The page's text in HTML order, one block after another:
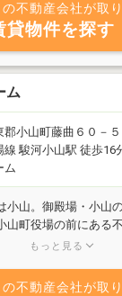
の不動産会社が取
貸物件を探す
ム
郡小山町藤曲６０－５
線 駿河小山駅 徒歩16
ム
小山。御殿場・小山
山町役場の前にある
を再生して、住居を
ので、ぜひ一度ご連
もっと見る
の不動産会社が取